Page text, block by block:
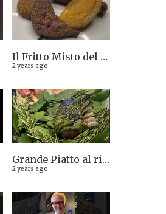
Il Fritto Misto del Centro di Priocca
2 years ago
Grande Piatto al rist. Quintilio di Altare SV: Carrè di agnello in crosta di erbe aromatiche liguri
2 years ago